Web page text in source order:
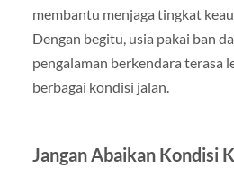
membantu menjaga tingkat
Dengan begitu, usia pakai ban
pengalaman berkendara terasa
berbagai kondisi jalan.
Jangan Abaikan Kondisi